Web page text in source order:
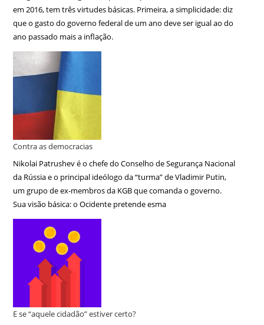
em 2016, tem três virtudes básicas. Primeira, a simplicidade: diz
que o gasto do governo federal de um ano deve ser igual ao do
ano passado mais a inflação.
Contra as democracias
Nikolai Patrushev é o chefe do Conselho de Segurança Nacional
da Rússia e o principal ideólogo da “turma” de Vladimir Putin,
um grupo de ex-membros da KGB que comanda o governo.
Sua visão básica: o Ocidente pretende esma
E se “aquele cidadão” estiver certo?